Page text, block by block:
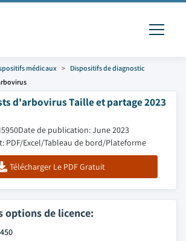
médicaux
Dispositifs de diagnostic
d'arbovirus Taille et partage 2023
Date de publication: June 2023
PDF/Excel/Tableau de bord/Plateforme
Télécharger Le PDF Gratuit
options de licence: